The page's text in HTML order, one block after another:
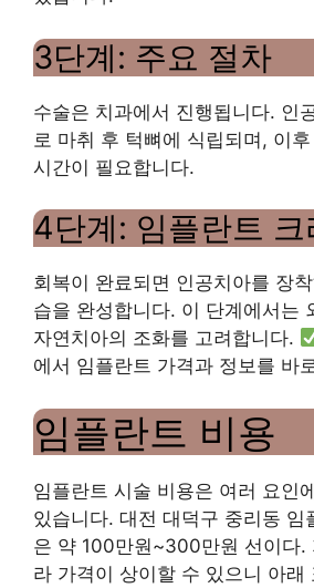
3단계: 주요 절차
수술은 치과에서 진행됩니다. 인
로 마취 후 턱뼈에 식립되며, 이
시간이 필요합니다.
4단계: 임플란트 크
회복이 완료되면 인공치아를 장
습을 완성합니다. 이 단계에서는
자연치아의 조화를 고려합니다.
에서 임플란트 가격과 정보를 바
임플란트 비용
임플란트 시술 비용은 여러 요인
있습니다. 대전 대덕구 중리동 임
은 약 100만원~300만원 선이다.
라 가격이 상이할 수 있으니 아래